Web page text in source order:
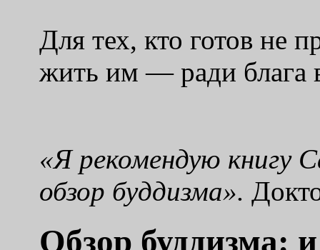
Для тех, кто готов не
жить им — ради блага
«Я рекомендую книгу
обзор буддизма».
Обзор буддизма: